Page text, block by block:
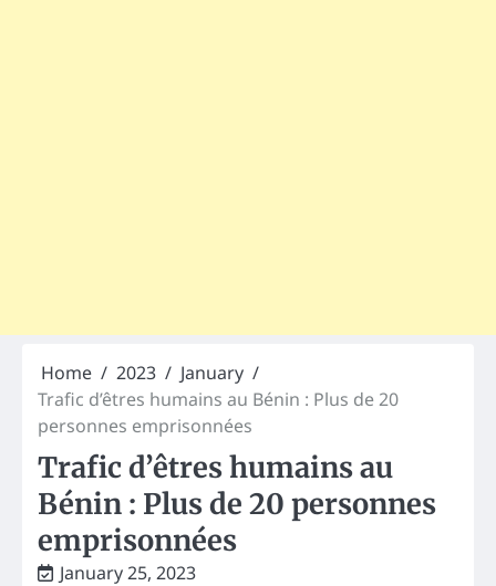
Home 2023
January
Trafic d’êtres humains au Bénin : Plus de 20
personnes emprisonnées
Trafic d’êtres humains au
Bénin : Plus de 20 personnes
emprisonnées
January 25, 2023